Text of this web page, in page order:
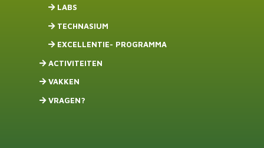
LABS
TECHNASIUM
EXCELLENTIE- PROGRAMMA
ACTIVITEITEN
VAKKEN
VRAGEN?